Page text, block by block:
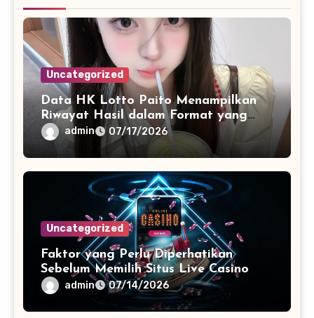
Uncategorized
Data HK Lotto Paito Menampilkan
Riwayat Hasil dalam Format yang
Lebih Terstruktur
admin 07/17/2026
Uncategorized
Faktor yang Perlu Diperhatikan
Sebelum Memilih Situs Live Casino
admin 07/14/2026